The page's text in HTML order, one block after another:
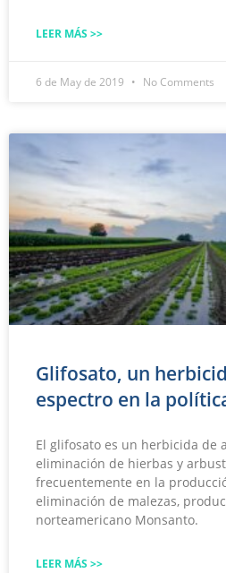
LEER MÁS >>
6 de May de 2019 No Comments
Glifosato, un
espectro en la
El glifosato es un herbicida de
eliminación de hierbas y
frecuentemente en la
eliminación de malezas,
norteamericano Monsanto.
LEER MÁS >>